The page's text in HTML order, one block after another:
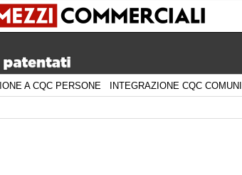
A CQC PERSONE INTEGRAZIONE CQC COMUNI